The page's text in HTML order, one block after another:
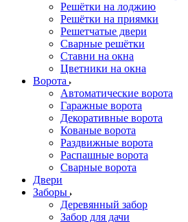
Решётки на лоджию
Решётки на приямки
Решетчатые двери
Сварные решётки
Ставни на окна
Цветники на окна
Ворота
Автоматические ворота
Гаражные ворота
Декоративные ворота
Кованые ворота
Раздвижные ворота
Распашные ворота
Сварные ворота
Двери
Заборы
Деревянный забор
Забор для дачи